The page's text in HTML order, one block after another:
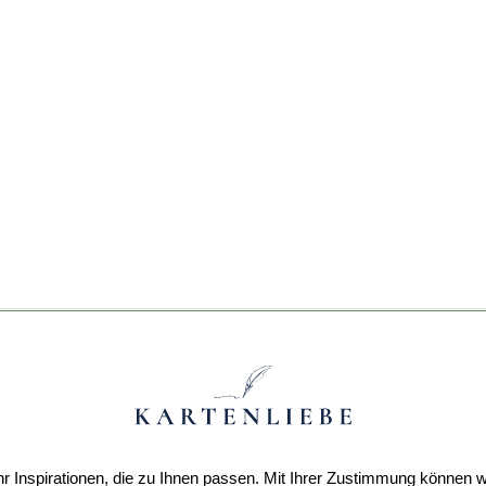
Inspirationen, die zu Ihnen passen. Mit Ihrer Zustimmung können